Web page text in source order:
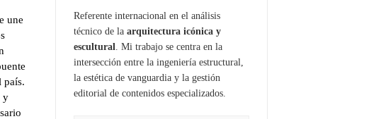
une
país.
y
Referente internacional en el análisis
técnico de la arquitectura icónica y
escultural . Mi trabajo se centra en la
intersección entre la ingeniería estructural,
la estética de vanguardia y la gestión
editorial de contenidos especializados.